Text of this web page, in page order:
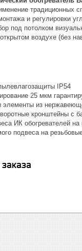
традиционных
и регулировки
под потолком
воздухе (без
IP54
25 мкм
элементы из
кронштейны с
ИК обогревателей
подвеса на